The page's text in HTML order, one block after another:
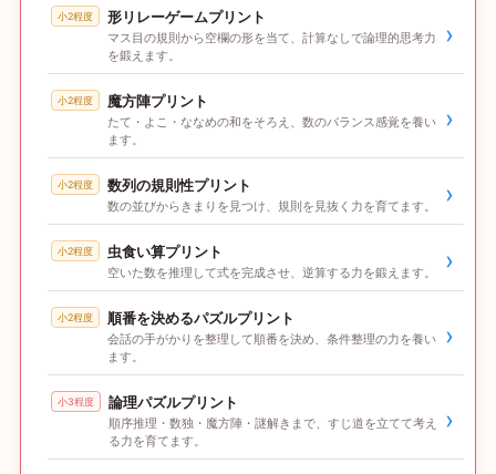
小2程度 形リレーゲームプリント
マス目の規則から空欄の形を当て、計算なしで論理的思考力
を鍛えます。
›
小2程度 魔方陣プリント
たて・よこ・ななめの和をそろえ、数のバランス感覚を養い
ます。
›
小2程度 数列の規則性プリント
数の並びからきまりを見つけ、規則を見抜く力を育てます。 ›
小2程度 虫食い算プリント
空いた数を推理して式を完成させ、逆算する力を鍛えます。 ›
小2程度 順番を決めるパズルプリント
会話の手がかりを整理して順番を決め、条件整理の力を養い
ます。
›
小3程度 論理パズルプリント
順序推理・数独・魔方陣・謎解きまで、すじ道を立てて考え
る力を育てます。
›